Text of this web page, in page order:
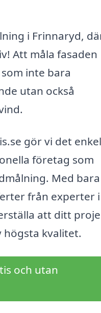
i Frinnaryd,
Att måla fasaden
inte bara
utan också
gör vi det
företag som
Med bara
från experter i
att ditt
högsta kvalitet.
och utan